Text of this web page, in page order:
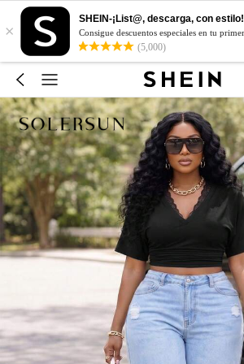
×
SHEIN-¡List@, descarga, con estilo!
Consigue descuentos especiales en tu
(5,000)